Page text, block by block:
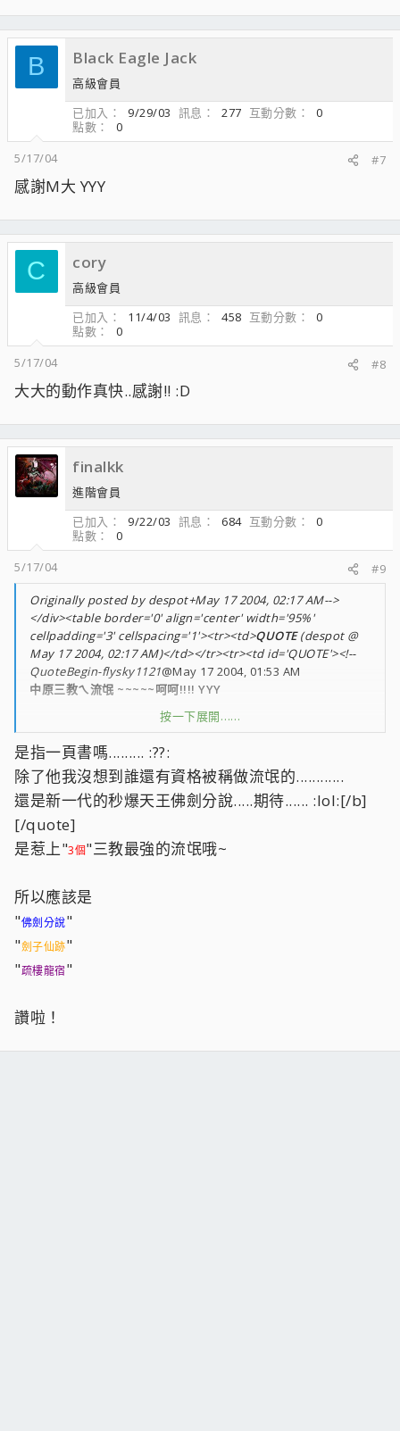
B Black Eagle Jack
高級會員
已加入
9/29/03 訊息 277 互動分數
0
點數
0
5/17/04
#7
感謝M大 YYY
C cory
高級會員
已加入
11/4/03 訊息 458 互動分數
0
點數
0
5/17/04
#8
大大的動作真快..感謝!! :D
finalkk
進階會員
已加入
9/22/03 訊息 684 互動分數
0
點數
0
5/17/04
#9
Originally posted by despot+May 17 2004, 02:17 AM-->
</div><table border='0' align='center' width='95%'
cellpadding='3' cellspacing='1'><tr><td>QUOTE(despot @
May 17 2004, 02:17 AM)</td></tr><tr><td id='QUOTE'><!--
QuoteBegin-flysky1121@May 17 2004, 01:53 AM
中原三教ㄟ流氓 ~~~~~呵呵!!!! YYY
按一下展開……
是指一頁書嗎......... :??:
除了他我沒想到誰還有資格被稱做流氓的............
還是新一代的秒爆天王佛劍分說.....期待...... :lol:[/b]
[/quote]
是惹上"3個"三教最強的流氓哦~
所以應該是
"佛劍分說"
"劍子仙跡"
"疏樓龍宿"
讚啦！